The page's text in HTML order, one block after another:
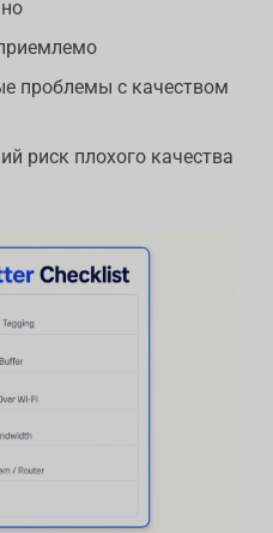
проблемы с качеством
риск плохого качества